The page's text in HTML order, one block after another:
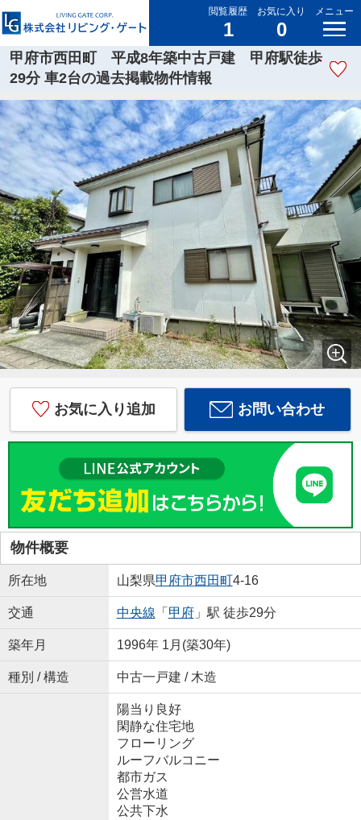
閲覧履歴
1
お気に入り
0
メニュー
甲府市西田町 平成8年築中古戸建 甲府駅徒歩
29分 車2台の過去掲載物件情報
お気に入り追加 お問い合わせ
物件概要
所在地 山梨県甲府市西田町4-16
交通 中央線 「 甲府」駅 徒歩29分
築年月 1996年 1月(築30年)
種別 / 構造 中古一戸建 / 木造
陽当り良好
閑静な住宅地
フローリング
ルーフバルコニー
都市ガス
公営水道
公共下水